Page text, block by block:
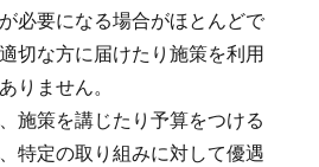
必要になる場合がほとんどで
切な方に届けたり施策を利用
りません。
施策を講じたり予算をつける
特定の取り組みに対して優遇